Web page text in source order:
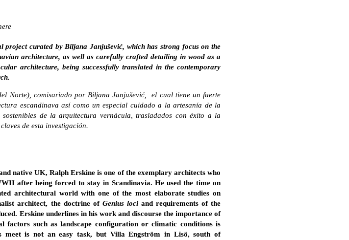
curated by Biljana Janjušević, which has strong focus on the
architecture, as well as carefully crafted detailing in wood as a
architecture, being successfully translated in the contemporary
Norte), comisariado por Biljana Janjušević, el cual tiene un fuerte
escandinava así como un especial cuidado a la artesanía de la
de la arquitectura vernácula, trasladados con éxito a la
de esta investigación.
native UK, Ralph Erskine is one of the exemplary architects who
after being forced to stay in Scandinavia. He used the time on
architectural world with one of the most elaborate studies on
architect, the doctrine of Genius lociand requirements of the
Erskine underlines in his work and discourse the importance of
such as landscape configuration or climatic conditions is
meet is not an easy task, but Villa Engström in Lisö, south of